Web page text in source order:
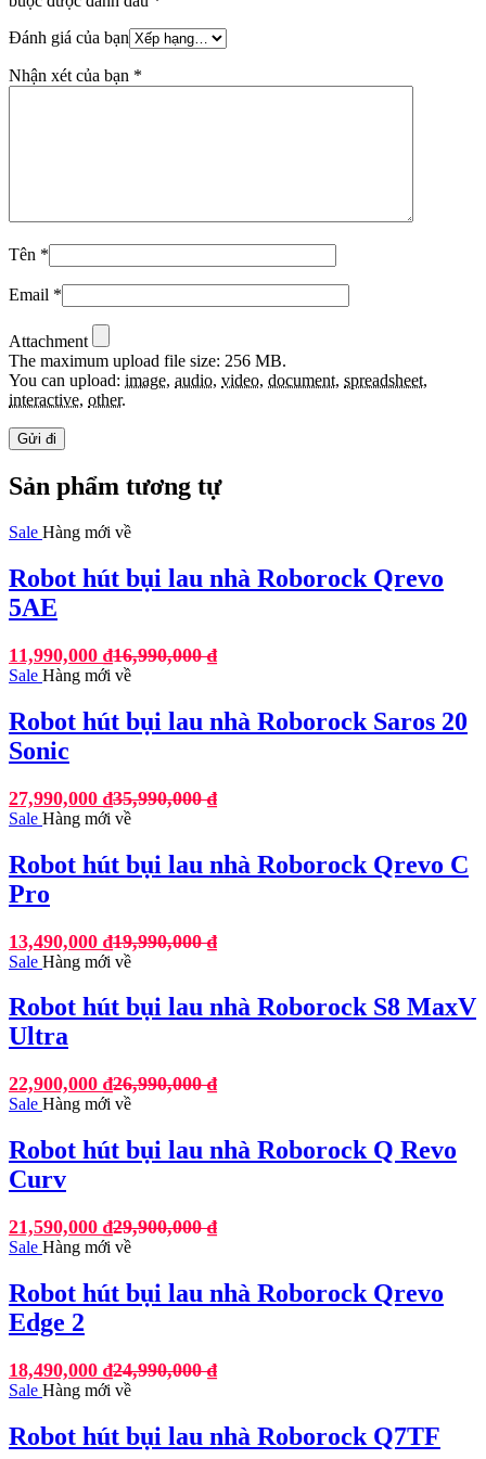
Đánh giá của bạn
Nhận xét của bạn *
Tên *
Email *
Attachment
The maximum upload file size: 256 MB.
You can upload: image, audio, video, document, spreadsheet,
interactive, other.
Sản phẩm tương tự
Sale Hàng mới về
Robot hút bụi lau nhà Roborock Qrevo
5AE
11,990,000 ₫16,990,000₫
Sale Hàng mới về
Robot hút bụi lau nhà Roborock Saros 20
Sonic
27,990,000 ₫35,990,000₫
Sale Hàng mới về
Robot hút bụi lau nhà Roborock Qrevo C
Pro
13,490,000 ₫19,990,000₫
Sale Hàng mới về
Robot hút bụi lau nhà Roborock S8 MaxV
Ultra
22,900,000 ₫26,990,000₫
Sale Hàng mới về
Robot hút bụi lau nhà Roborock Q Revo
Curv
21,590,000 ₫29,900,000₫
Sale Hàng mới về
Robot hút bụi lau nhà Roborock Qrevo
Edge 2
18,490,000 ₫24,990,000₫
Sale Hàng mới về
Robot hút bụi lau nhà Roborock Q7TF